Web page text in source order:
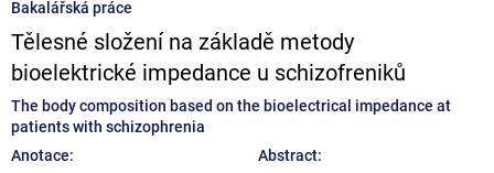
Bakalářská práce
Tělesné složení na základě metody
bioelektrické impedance u schizofreniků
The body composition based on the bioelectrical impedance at
patients with schizophrenia
Anotace:
Abstract: